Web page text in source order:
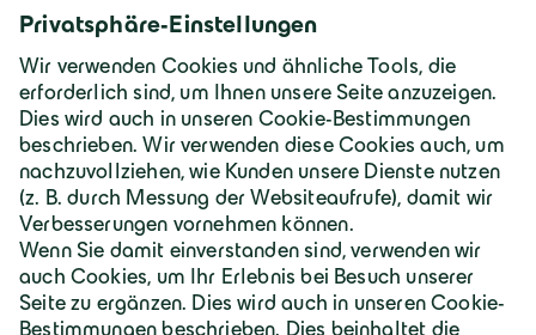
Deutschland | Deutsch